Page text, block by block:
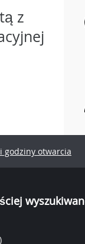
z
godziny otwarcia